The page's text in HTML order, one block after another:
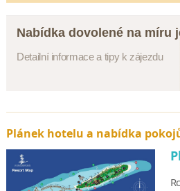
Nabídka dovolené na míru
Detailní informace a tipy k zájezdu
Plánek hotelu a nabídka